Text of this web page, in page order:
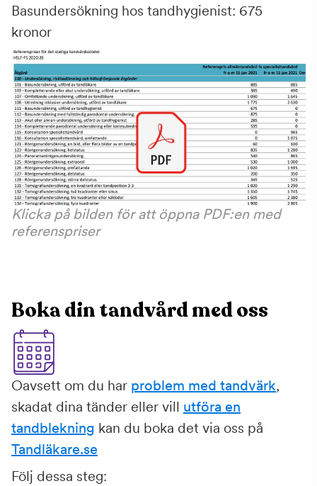
Basundersökning hos tandhygienist: 675
kronor
Klicka på bilden för att öppna PDF:en med
referenspriser
Boka din tandvård med oss
Oavsett om du har problem med tandvärk,
skadat dina tänder eller vill utföra en
tandblekning kan du boka det via oss på
Tandläkare.se
Följ dessa steg: